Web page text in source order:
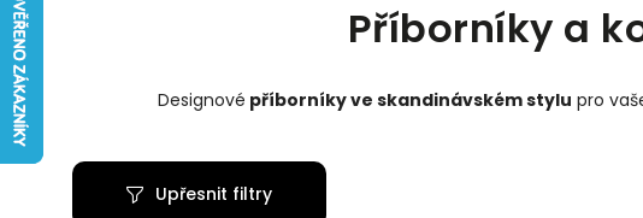
Úložné prostory
skladem
Světla skladem
Doplňky a
Nádobí skladem
Příborníky a
Designové příborníky ve skandinávském stylu pro
Upřesnit filtry